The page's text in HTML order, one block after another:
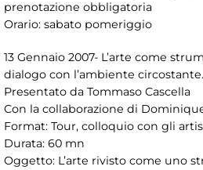
prenotazione obbligatoria
Orario: sabato pomeriggio
13 Gennaio 2007- L’arte come
dialogo con l’ambiente circostante.
Presentato da Tommaso Cascella
Con la collaborazione di
Format: Tour, colloquio con gli
Durata: 60 mn
Oggetto: L’arte rivisto come uno